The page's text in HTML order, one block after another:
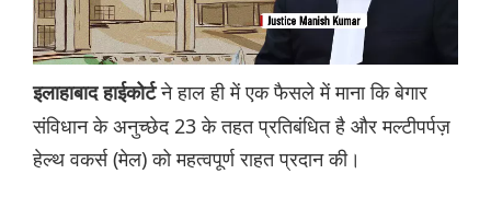
इलाहाबाद हाईकोर्टने हाल ही में एक फैसले में माना कि बेगार
संविधान के अनुच्छेद 23 के तहत प्रतिबंधित है और मल्टीपर्पज़
हेल्‍थ वकर्स (मेल) को महत्वपूर्ण राहत प्रदान की।